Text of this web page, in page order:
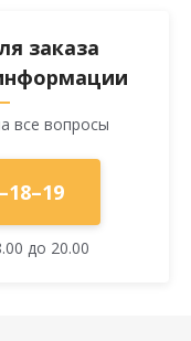
заказа
все вопросы
до 20.00